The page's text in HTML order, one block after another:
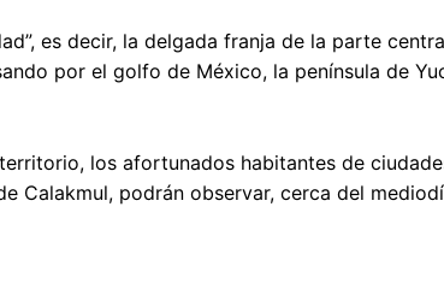
es decir, la delgada franja de la parte
por el golfo de México, la península de
los afortunados habitantes de
Calakmul, podrán observar, cerca del